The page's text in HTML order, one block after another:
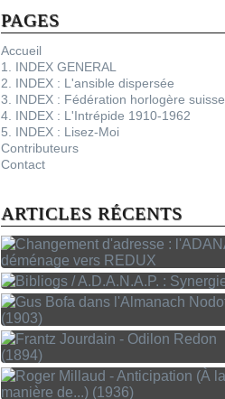
PAGES
Accueil
1. INDEX GENERAL
2. INDEX : L'ansible dispersée
3. INDEX : Fédération horlogère suisse
4. INDEX : L'Intrépide 1910-1962
5. INDEX : Lisez-Moi
Contributeurs
Contact
ARTICLES RÉCENTS